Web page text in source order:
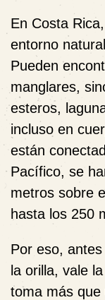
En Costa
entorno
Pueden
manglares,
esteros,
incluso en
están
Pacífico, se
metros sobre
hasta los 250
Por eso,
la orilla, vale
toma más